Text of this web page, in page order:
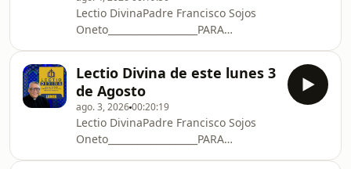
A QUE PROCLAMA SIGA
CRECIENDODONORBOX:https://donorbox.org/
crece___________________TRANSFERENCIAS
EN ECUADOR:Banco Bolivaria
Lectio DivinaPadre Francisco Sojos
Oneto___________________PARA
WhatsApp: enviar mensaje al +593 99
157 8586 📱CANAL DE
WHATSAPP: https://whatsapp.com/channel/
A QUE PROCLAMA SIGA
CRECIENDODONORBOX:https://donorbox.org/
crece___________________TRANSFERENCIAS
Lectio Divina de este lunes 3
de Agosto
ago. 3, 202600:20:19
Lectio DivinaPadre Francisco Sojos
Oneto___________________PARA